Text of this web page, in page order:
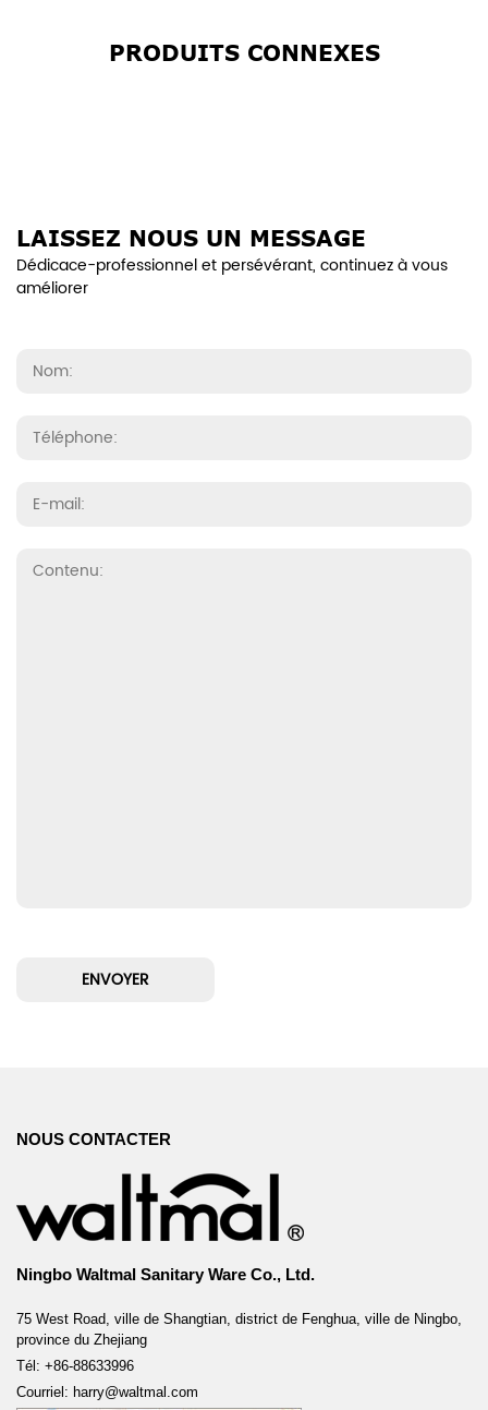
PRODUITS CONNEXES
LAISSEZ NOUS UN MESSAGE
Dédicace-professionnel et persévérant, continuez à vous
améliorer
NOUS CONTACTER
Ningbo Waltmal Sanitary Ware Co., Ltd.
75 West Road, ville de Shangtian, district de Fenghua, ville de Ningbo,
province du Zhejiang
Tél: +86-88633996
Courriel: harry@waltmal.com